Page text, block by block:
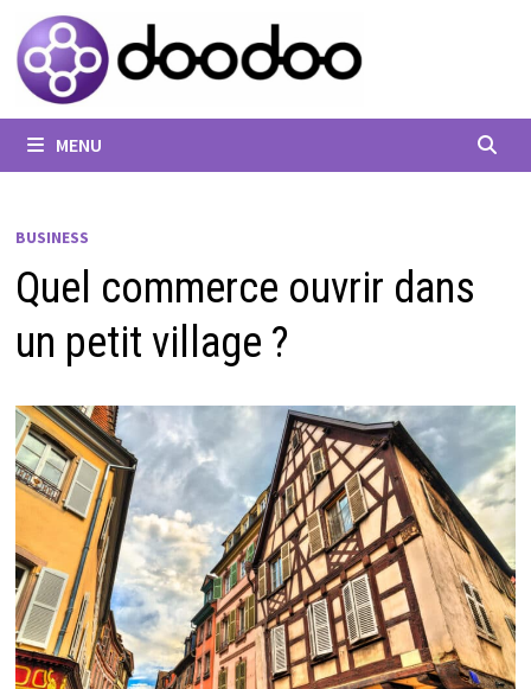
Passer
au
contenu
MENU
BUSINESS
Quel commerce ouvrir dans
un petit village ?